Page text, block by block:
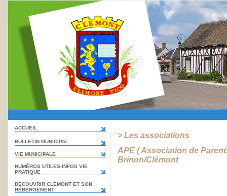
ACCUEIL
BULLETIN MUNICIPAL
VIE MUNICIPALE
NUMÉROS UTILES-INFOS VIE
PRATIQUE
DÉCOUVRIR CLÉMONT ET SON
HÉBERGEMENT
> Les associations
APE ( Association de
Brinon/Clémont